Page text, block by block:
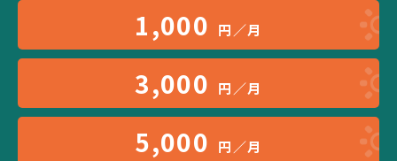
1,000 円／月
3,000 円／月
5,000 円／月